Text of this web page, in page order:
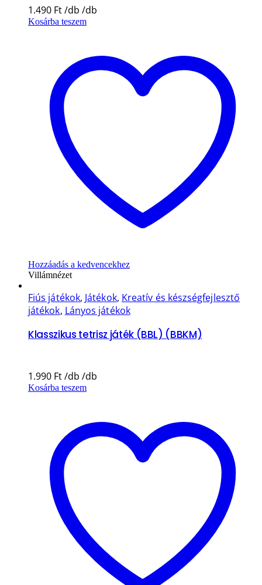
1.490 Ft
Kosárba teszem
Hozzáadás a kedvencekhez
Villámnézet
Fiús játékok, Játékok, Kreatív és készségfejlesztő
játékok, Lányos játékok
Klasszikus tetrisz játék (BBL) (BBKM)
1.990 Ft
Kosárba teszem